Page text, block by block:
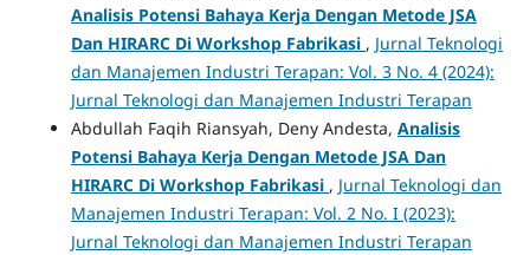
Analisis Potensi Bahaya Kerja Dengan Metode JSA
Dan HIRARC Di Workshop Fabrikasi , Jurnal Teknologi
dan Manajemen Industri Terapan: Vol. 3 No. 4 (2024):
Jurnal Teknologi dan Manajemen Industri Terapan
Abdullah Faqih Riansyah, Deny Andesta, Analisis
Potensi Bahaya Kerja Dengan Metode JSA Dan
HIRARC Di Workshop Fabrikasi , Jurnal Teknologi dan
Manajemen Industri Terapan: Vol. 2 No. I (2023):
Jurnal Teknologi dan Manajemen Industri Terapan